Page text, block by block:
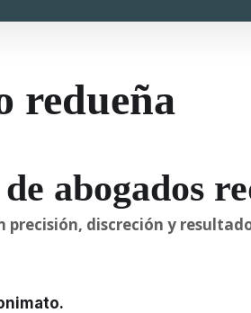
redueña
abogados
precisión, discreción y